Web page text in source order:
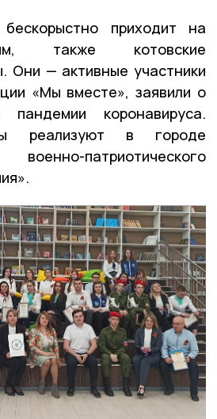
приходит на
также котовские
Они — активные участники
«Мы вместе», заявили о
коронавируса.
реализуют в городе
патриотического